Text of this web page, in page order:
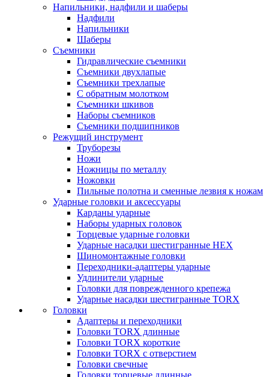
Напильники, надфили и шаберы
Надфили
Напильники
Шаберы
Съемники
Гидравлические съемники
Съемники двухлапые
Съемники трехлапые
С обратным молотком
Съемники шкивов
Наборы съемников
Съемники подшипников
Режущий инструмент
Труборезы
Ножи
Ножницы по металлу
Ножовки
Пильные полотна и сменные лезвия к ножам
Ударные головки и аксессуары
Карданы ударные
Наборы ударных головок
Торцевые ударные головки
Ударные насадки шестигранные HEX
Шиномонтажные головки
Переходники-адаптеры ударные
Удлинители ударные
Головки для поврежденного крепежа
Ударные насадки шестигранные TORX
Головки
Адаптеры и переходники
Головки TORX длинные
Головки TORX короткие
Головки TORX с отверстием
Головки свечные
Головки торцевые длинные